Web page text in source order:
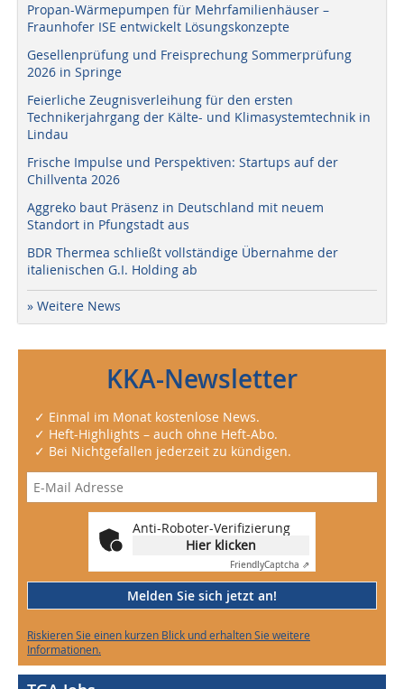
Propan-Wärmepumpen für Mehrfamilienhäuser –
Fraunhofer ISE entwickelt Lösungskonzepte
Gesellenprüfung und Freisprechung Sommerprüfung
2026 in Springe
Feierliche Zeugnisverleihung für den ersten
Technikerjahrgang der Kälte- und Klimasystemtechnik in
Lindau
Frische Impulse und Perspektiven: Startups auf der
Chillventa 2026
Aggreko baut Präsenz in Deutschland mit neuem
Standort in Pfungstadt aus
BDR Thermea schließt vollständige Übernahme der
italienischen G.I. Holding ab
» Weitere News
KKA-Newsletter
✓ Einmal im Monat kostenlose News.
✓ Heft-Highlights – auch ohne Heft-Abo.
✓ Bei Nichtgefallen jederzeit zu kündigen.
Anti-Roboter-Verifizierung
Hier klicken
FriendlyCaptcha ⇗
Melden Sie sich jetzt an!
Riskieren Sie einen kurzen Blick und erhalten Sie weitere
Informationen.